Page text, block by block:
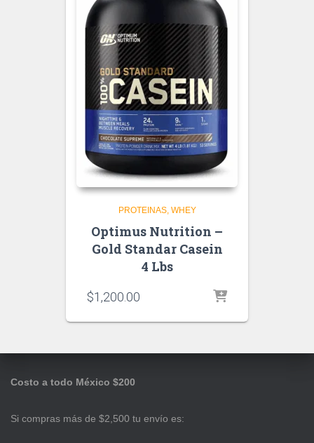
PROTEINAS WHEY
Optimus Nutrition –
Gold Standar Casein
4 Lbs
$1,200.00
Costo a todo México $200
Si compras más de $2,500 tu envío es: